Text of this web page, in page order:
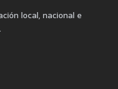
local, nacional e